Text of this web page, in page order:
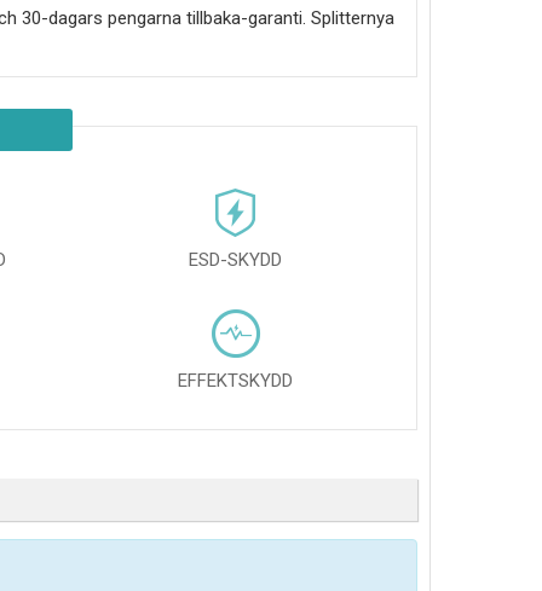
30-dagars pengarna tillbaka-garanti. Splitternya
ESD-SKYDD
EFFEKTSKYDD